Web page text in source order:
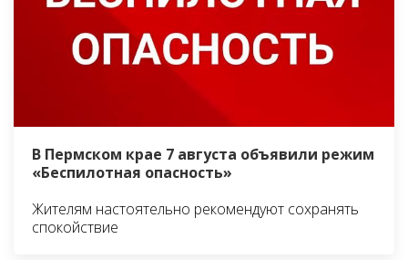
В Пермском крае 7 августа объявили режим
«Беспилотная опасность»
Жителям настоятельно рекомендуют сохранять
спокойствие